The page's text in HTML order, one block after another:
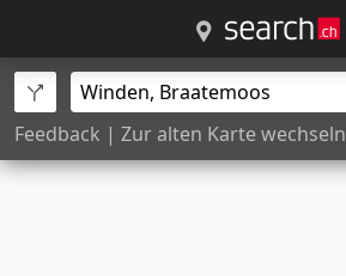
Feedback | Zur alten Karte wechseln